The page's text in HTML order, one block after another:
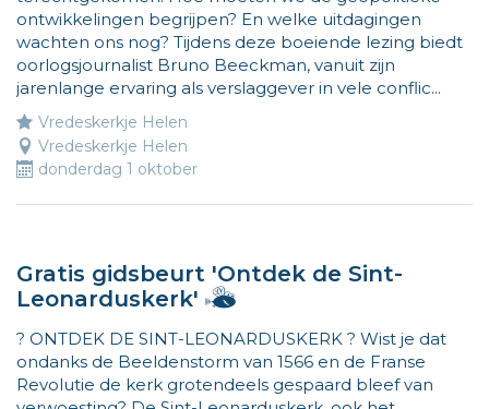
ontwikkelingen begrijpen? En welke uitdagingen
wachten ons nog? Tijdens deze boeiende lezing biedt
oorlogsjournalist Bruno Beeckman, vanuit zijn
jarenlange ervaring als verslaggever in vele conflic...
Vredeskerkje Helen
Vredeskerkje Helen
donderdag 1 oktober
Gratis gidsbeurt 'Ontdek de Sint-
Leonarduskerk'
Hallo,
ben
Vlieg
en
? ONTDEK DE SINT-LEONARDUSKERK ? Wist je dat
ondanks de Beeldenstorm van 1566 en de Franse
Revolutie de kerk grotendeels gespaard bleef van